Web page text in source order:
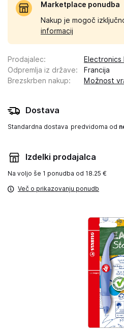
Marketplace ponudba
Nakup je mogoč
informacij
Prodajalec:
Electronics
Odpremlja iz države:
Francija
Brezskrben nakup: Možnost
Dostava
Standardna dostava predvidoma od
Izdelki prodajalca
Na voljo še 1 ponudba od 18.25 €
Več o prikazovanju ponudb